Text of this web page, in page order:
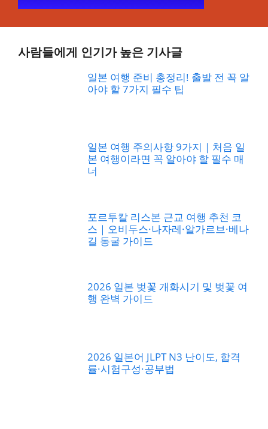
사람들에게 인기가 높은 기사글
일본 여행 준비 총정리! 출발 전 꼭 알
아야 할 7가지 필수 팁
일본 여행 주의사항 9가지｜처음 일
본 여행이라면 꼭 알아야 할 필수 매
너
포르투칼 리스본 근교 여행 추천 코
스｜오비두스·나자레·알가르브·베나
길 동굴 가이드
2026 일본 벚꽃 개화시기 및 벚꽃 여
행 완벽 가이드
2026 일본어 JLPT N3 난이도, 합격
률·시험구성·공부법